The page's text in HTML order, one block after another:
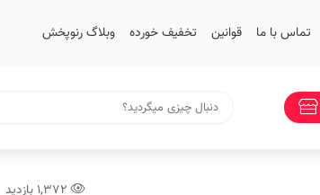
تماس با ما قوانین تخفیف خورده وبلاگ رنوپخش
۱,۳۷۲ بازدید